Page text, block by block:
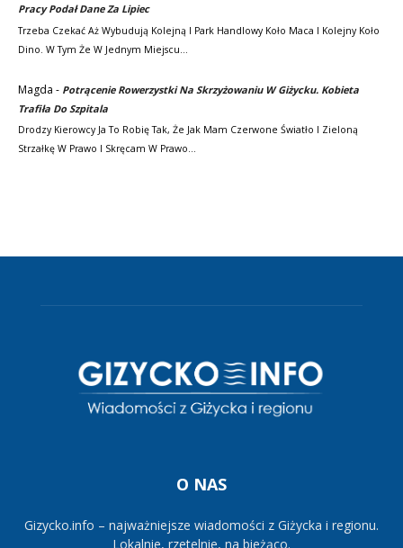
Pracy Podał Dane Za Lipiec
Trzeba Czekać Aż Wybudują Kolejną I Park Handlowy Koło Maca I Kolejny Koło
Dino. W Tym Że W Jednym Miejscu…
Magda - Potrącenie Rowerzystki Na Skrzyżowaniu W Giżycku. Kobieta
Trafiła Do Szpitala
Drodzy Kierowcy Ja To Robię Tak, Że Jak Mam Czerwone Światło I Zieloną
Strzałkę W Prawo I Skręcam W Prawo…
O NAS
Gizycko.info – najważniejsze wiadomości z Giżycka i regionu.
Lokalnie, rzetelnie, na bieżąco.